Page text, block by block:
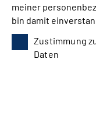
meiner
bin damit
Zustimmung
Daten